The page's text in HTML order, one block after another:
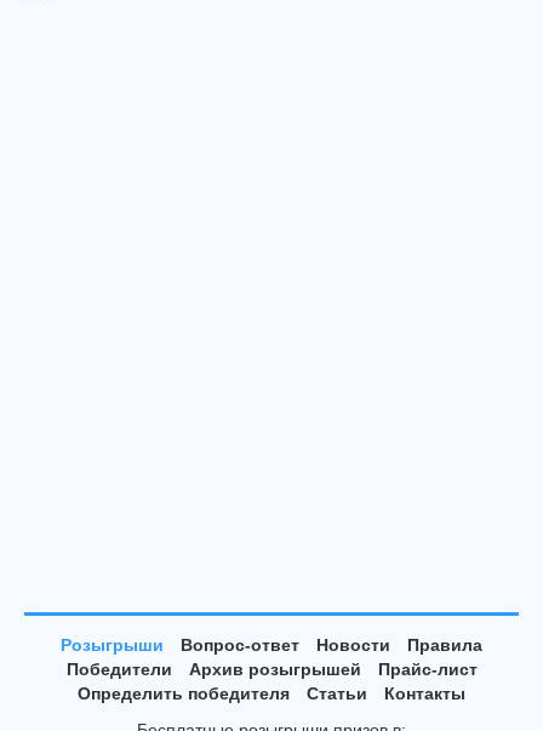
Розыгрыши Вопрос-ответ Новости
Правила
Победители
Архив розыгрышей
Прайс-лист
Определить победителя
Статьи
Контакты